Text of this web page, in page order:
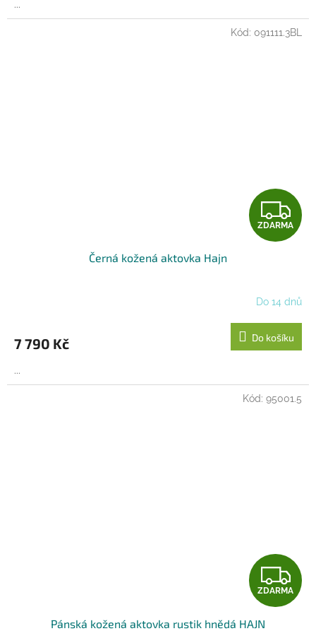
...
Z
D
R
M
A
ZDARMA
Černá kožená aktovka Hajn
Do 14 dnů
7 790 Kč Do košíku
...
Kód: 091111.3BL
Z
D
ZDARMA
Pánská kožená aktovka rustik hnědá HAJN
Kód: 95001.5